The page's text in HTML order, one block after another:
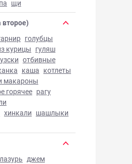
щи
голубцы
курицы гуляш
отбивные
каша котлеты
макароны
горячее рагу
хинкали шашлыки
джем